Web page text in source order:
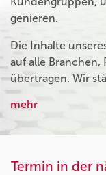
genieren.
Die Inhalte
auf alle
übertragen. Wir
mehr
Termin in der